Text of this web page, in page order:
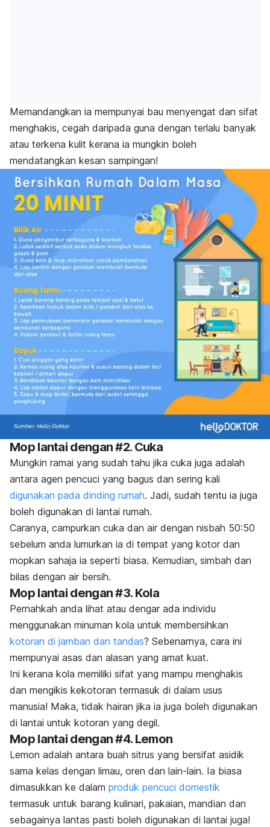
Memandangkan ia mempunyai bau menyengat dan sifat
menghakis, cegah daripada guna dengan terlalu banyak
atau terkena kulit kerana ia mungkin boleh
mendatangkan kesan sampingan!
Mop lantai dengan #2. Cuka
Mungkin ramai yang sudah tahu jika cuka juga adalah
antara agen pencuci yang bagus dan sering kali
digunakan pada dinding rumah. Jadi, sudah tentu ia juga
boleh digunakan di lantai rumah.
Caranya, campurkan cuka dan air dengan nisbah 50:50
sebelum anda lumurkan ia di tempat yang kotor dan
mopkan sahaja ia seperti biasa. Kemudian, simbah dan
bilas dengan air bersih.
Mop lantai dengan #3. Kola
Pernahkah anda lihat atau dengar ada individu
menggunakan minuman kola untuk membersihkan
kotoran di jamban dan tandas? Sebenarnya, cara ini
mempunyai asas dan alasan yang amat kuat.
Ini kerana kola memiliki sifat yang mampu menghakis
dan mengikis kekotoran termasuk di dalam usus
manusia! Maka, tidak hairan jika ia juga boleh digunakan
di lantai untuk kotoran yang degil.
Mop lantai dengan #4. Lemon
Lemon adalah antara buah sitrus yang bersifat asidik
sama kelas dengan limau, oren dan lain-lain. Ia biasa
dimasukkan ke dalam produk pencuci domestik
termasuk untuk barang kulinari, pakaian, mandian dan
sebagainya lantas pasti boleh digunakan di lantai juga!